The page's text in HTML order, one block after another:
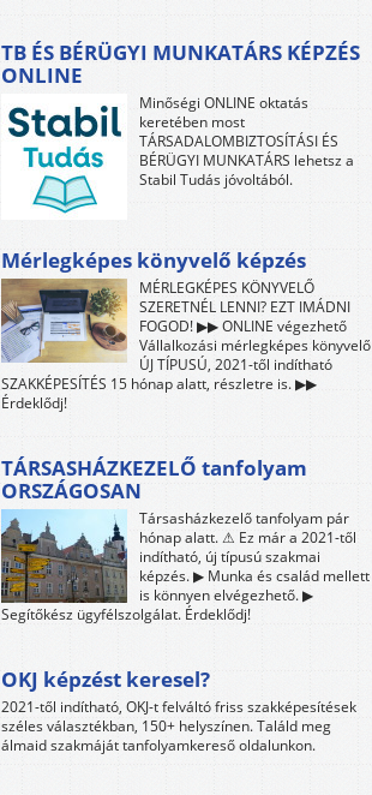
TB ÉS BÉRÜGYI MUNKATÁRS KÉPZÉS
ONLINE
Minőségi ONLINE oktatás
keretében most
TÁRSADALOMBIZTOSÍTÁSI ÉS
BÉRÜGYI MUNKATÁRS lehetsz a
Stabil Tudás jóvoltából.
Mérlegképes könyvelő képzés
MÉRLEGKÉPES KÖNYVELŐ
SZERETNÉL LENNI? EZT IMÁDNI
FOGOD! ▶▶ ONLINE végezhető
Vállalkozási mérlegképes könyvelő
ÚJ TÍPUSÚ, 2021-től indítható
SZAKKÉPESÍTÉS 15 hónap alatt, részletre is. ▶▶
Érdeklődj!
TÁRSASHÁZKEZELŐ tanfolyam
ORSZÁGOSAN
Társasházkezelő tanfolyam pár
hónap alatt. ⚠ Ez már a 2021-től
indítható, új típusú szakmai
képzés. ▶ Munka és család mellett
is könnyen elvégezhető. ▶
Segítőkész ügyfélszolgálat. Érdeklődj!
OKJ képzést keresel?
2021-től indítható, OKJ-t felváltó friss szakképesítések
széles választékban, 150+ helyszínen. Találd meg
álmaid szakmáját tanfolyamkereső oldalunkon.